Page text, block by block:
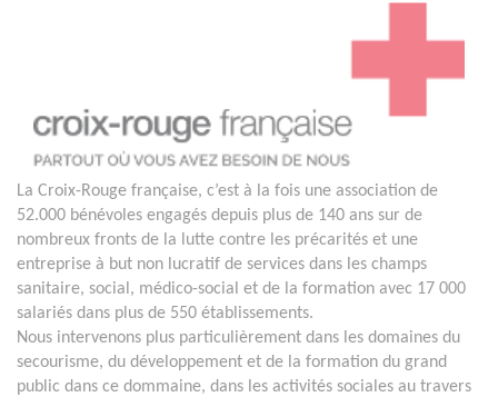
La Croix-Rouge française, c’est à la fois une association de
52.000 bénévoles engagés depuis plus de 140 ans sur de
nombreux fronts de la lutte contre les précarités et une
entreprise à but non lucratif de services dans les champs
sanitaire, social, médico-social et de la formation avec 17 000
salariés dans plus de 550 établissements.
Nous intervenons plus particulièrement dans les domaines du
secourisme, du développement et de la formation du grand
public dans ce dommaine, dans les activités sociales au travers